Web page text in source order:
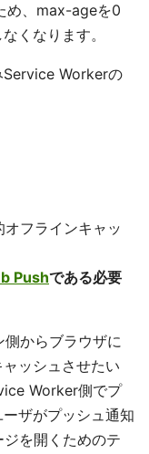
め、max-ageを0
くなります。
Service Workerの
フラインキャッ
Pushである必要
側からブラウザに
ッシュさせたい
Worker側でプ
ザがプッシュ通知
を開くためのテ